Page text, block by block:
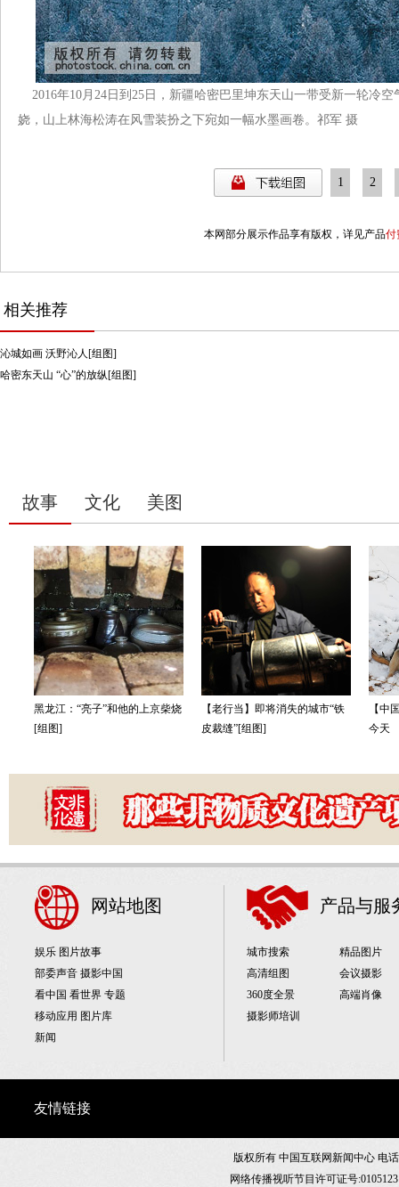
2016年10月24日到25日，新疆哈密巴里坤东天山一带受新一轮冷
娆，山上林海松涛在风雪装扮之下宛如一幅水墨画卷。 祁军 摄
1 2
本网部分展示作品享有版权，详见产品付
相关推荐
沁城如画 沃野沁人[组图]
哈密东天山 “心”的放纵[组图]